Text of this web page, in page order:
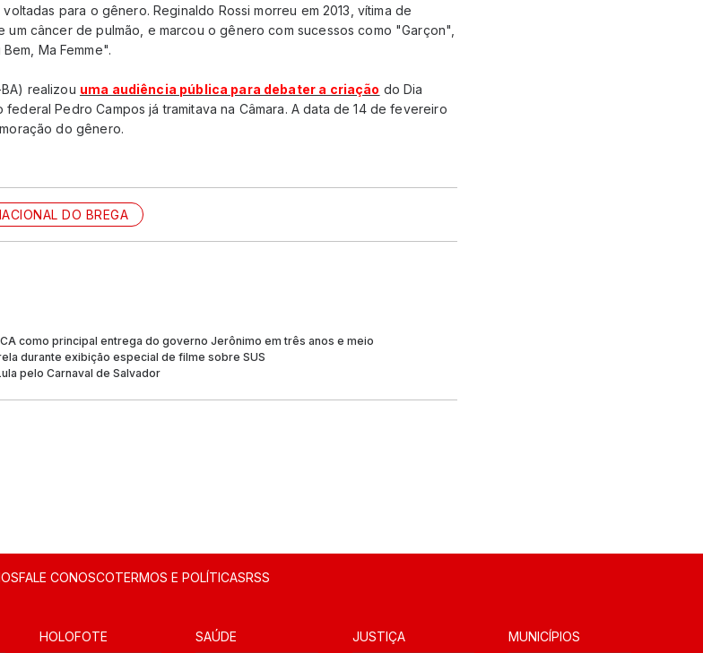
para o gênero. Reginaldo Rossi morreu em 2013, vítima de
câncer de pulmão, e marcou o gênero com sucessos como "Garçon",
Ma Femme".
realizou uma audiência pública para debater a criação do Dia
Pedro Campos já tramitava na Câmara. A data de 14 de fevereiro
do gênero.
DO BREGA
como principal entrega do governo Jerônimo em três anos e meio
durante exibição especial de filme sobre SUS
pelo Carnaval de Salvador
FALE CONOSCOTERMOS E POLÍTICASRSS
HOLOFOTE SAÚDE JUSTIÇA MUNICÍPIOS